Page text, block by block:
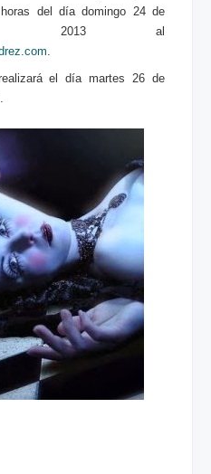
del día domingo 24 de
del 2013 al
.
el día martes 26 de